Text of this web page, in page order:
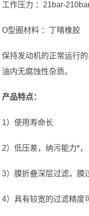
工作压力 ：21bar-
O型圈材料 ：丁晴橡胶
保持发动机的正常运行
油内无腐蚀性杂质。
产品特点：
1）使用寿命长
2）低压差，纳污能力*，
3）膜折叠深层过滤，膜
4）具有较宽的过滤精度